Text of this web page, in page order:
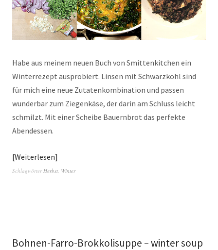
Habe aus meinem neuen Buch von Smittenkitchen ein
Winterrezept ausprobiert. Linsen mit Schwarzkohl sind
für mich eine neue Zutatenkombination und passen
wunderbar zum Ziegenkäse, der darin am Schluss leicht
schmilzt. Mit einer Scheibe Bauernbrot das perfekte
Abendessen.
Weiterlesen
Schlagwörter Herbst Winter
Bohnen-Farro-Brokkolisuppe – winter soup